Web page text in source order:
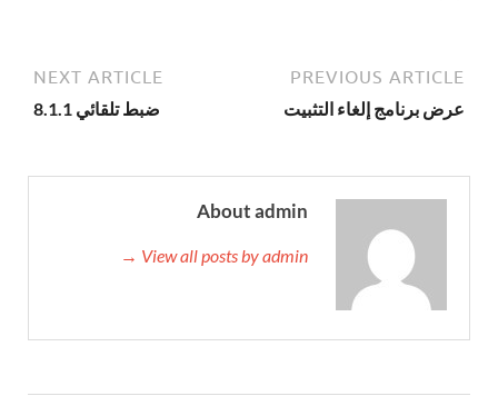
PREVIOUS ARTICLE
عرض برنامج إلغاء التثبيت
NEXT ARTICLE
ضبط تلقائي 8.1.1
About admin
View all posts by admin →